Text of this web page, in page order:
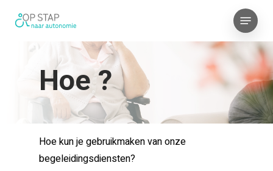
Menu
Hoe ?
Hoe kun je gebruikmaken van onze
begeleidingsdiensten?